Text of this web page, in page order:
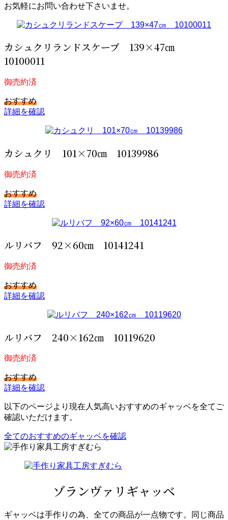
お気軽にお問い合わせ下さいませ。
カシュクリランドスケープ 139×47㎝
10100011
御売約済
おすすめ
詳細を確認
カシュクリ 101×70㎝ 10139986
御売約済
おすすめ
詳細を確認
ルリバフ 92×60㎝ 10141241
御売約済
おすすめ
詳細を確認
ルリバフ 240×162㎝ 10119620
御売約済
おすすめ
詳細を確認
以下のページより現在人気高いおすすめのギャッベを全てご
確認いただけます。
全てのおすすめのギャッベを確認
ゾランヴァリギャッベ
ギャッベは手作りの為、全ての商品が一点物です。同じ商品